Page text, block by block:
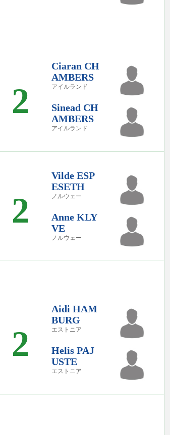
2
Ciaran CH
AMBERS
アイルランド
Sinead CH
AMBERS
アイルランド
2
Vilde ESP
ESETH
ノルウェー
Anne KLY
VE
ノルウェー
2
Aidi HAM
BURG
エストニア
Helis PAJ
USTE
エストニア